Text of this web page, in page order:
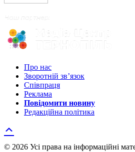
Про нас
Зворотній зв’язок
Співпраця
Реклама
Повідомити новину
Редакційна політика
© 2026 Усі права на інформаційні